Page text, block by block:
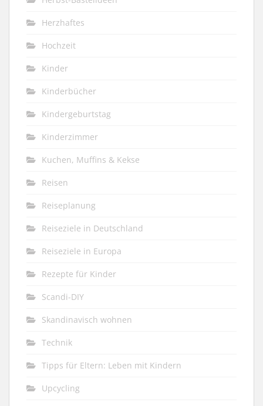
Herzhaftes
Hochzeit
Kinder
Kinderbücher
Kindergeburtstag
Kinderzimmer
Kuchen, Muffins & Kekse
Reisen
Reiseplanung
Reiseziele in Deutschland
Reiseziele in Europa
Rezepte für Kinder
Scandi-DIY
Skandinavisch wohnen
Technik
Tipps für Eltern: Leben mit Kindern
Upcycling